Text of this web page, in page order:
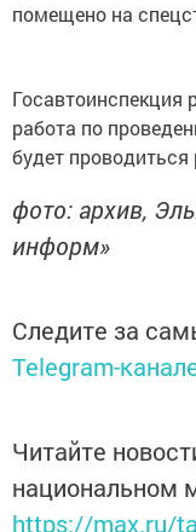
помещено на
Госавтоинспекция
работа по
будет проводиться
фото: архив,
информ»
Следите за
Telegram-
Читайте
национальном
https://max.ru/